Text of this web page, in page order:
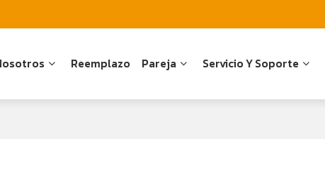
Reemplazo Pareja Servicio Y Soporte